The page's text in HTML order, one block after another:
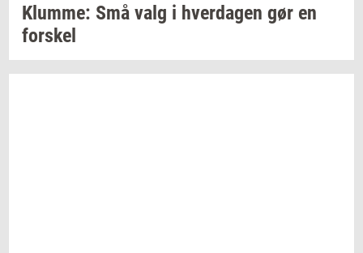
Klum­me: Små valg i hver­da­gen gør en
for­skel